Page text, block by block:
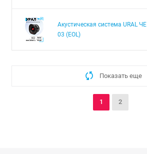
Акустическая система URAL ЧЕ
03 (EOL)
Показать еще
1 2